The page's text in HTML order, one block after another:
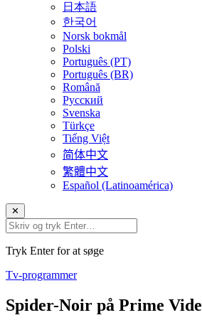
日本語
한국어
Norsk bokmål
Polski
Português (PT)
Português (BR)
Română
Русский
Svenska
Türkçe
Tiếng Việt
简体中文
繁體中文
Español (Latinoamérica)
✕
Tryk Enter for at søge
Tv-programmer
Spider-Noir på Prime